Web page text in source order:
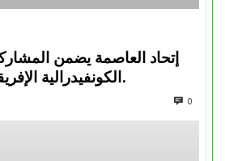
إتحاد العاصمة يضمن
الكونفيدرالية الإفريقية الموسم القادم.
0